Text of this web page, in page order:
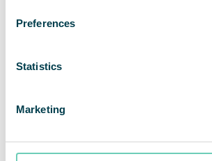
Preferences
Statistics
Marketing
Zurück